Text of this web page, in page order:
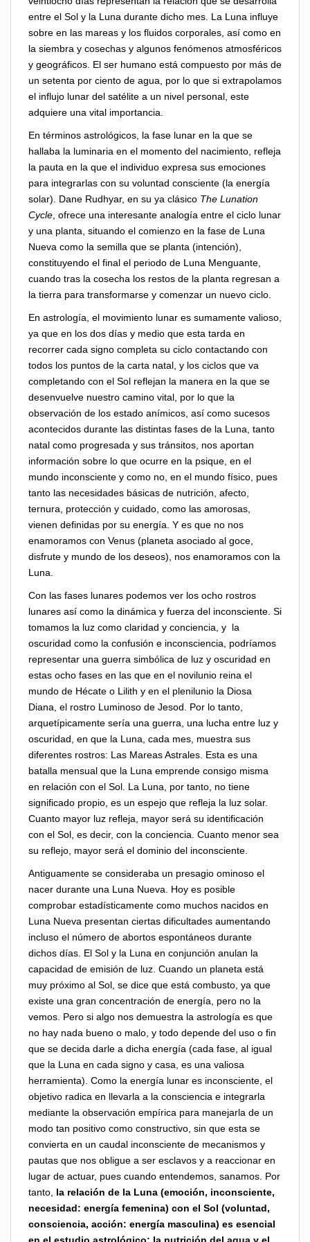
entre el Sol y la Luna durante dicho mes. La Luna influye
sobre en las mareas y los fluidos corporales, así como en
la siembra y cosechas y algunos fenómenos atmosféricos
y geográficos. El ser humano está compuesto por más de
un setenta por ciento de agua, por lo que si extrapolamos
el influjo lunar del satélite a un nivel personal, este
adquiere una vital importancia.
En términos astrológicos, la fase lunar en la que se
hallaba la luminaria en el momento del nacimiento, refleja
la pauta en la que el individuo expresa sus emociones
para integrarlas con su voluntad consciente (la energía
solar). Dane Rudhyar, en su ya clásico The Lunation
Cycle, ofrece una interesante analogía entre el ciclo lunar
y una planta, situando el comienzo en la fase de Luna
Nueva como la semilla que se planta (intención),
constituyendo el final el periodo de Luna Menguante,
cuando tras la cosecha los restos de la planta regresan a
la tierra para transformarse y comenzar un nuevo ciclo.
En astrología, el movimiento lunar es sumamente valioso,
ya que en los dos días y medio que esta tarda en
recorrer cada signo completa su ciclo contactando con
todos los puntos de la carta natal, y los ciclos que va
completando con el Sol reflejan la manera en la que se
desenvuelve nuestro camino vital, por lo que la
observación de los estado anímicos, así como sucesos
acontecidos durante las distintas fases de la Luna, tanto
natal como progresada y sus tránsitos, nos aportan
información sobre lo que ocurre en la psique, en el
mundo inconsciente y como no, en el mundo físico, pues
tanto las necesidades básicas de nutrición, afecto,
ternura, protección y cuidado, como las amorosas,
vienen definidas por su energía. Y es que no nos
enamoramos con Venus (planeta asociado al goce,
disfrute y mundo de los deseos), nos enamoramos con la
Luna.
Con las fases lunares podemos ver los ocho rostros
lunares así como la dinámica y fuerza del inconsciente. Si
tomamos la luz como claridad y conciencia, y la
oscuridad como la confusión e inconsciencia, podríamos
representar una guerra simbólica de luz y oscuridad en
estas ocho fases en las que en el novilunio reina el
mundo de Hécate o Lilith y en el plenilunio la Diosa
Diana, el rostro Luminoso de Jesod. Por lo tanto,
arquetípicamente sería una guerra, una lucha entre luz y
oscuridad, en que la Luna, cada mes, muestra sus
diferentes rostros: Las Mareas Astrales. Esta es una
batalla mensual que la Luna emprende consigo misma
en relación con el Sol. La Luna, por tanto, no tiene
significado propio, es un espejo que refleja la luz solar.
Cuanto mayor luz refleja, mayor será su identificación
con el Sol, es decir, con la conciencia. Cuanto menor sea
su reflejo, mayor será el dominio del inconsciente.
Antiguamente se consideraba un presagio ominoso el
nacer durante una Luna Nueva. Hoy es posible
comprobar estadísticamente como muchos nacidos en
Luna Nueva presentan ciertas dificultades aumentando
incluso el número de abortos espontáneos durante
dichos días. El Sol y la Luna en conjunción anulan la
capacidad de emisión de luz. Cuando un planeta está
muy próximo al Sol, se dice que está combusto, ya que
existe una gran concentración de energía, pero no la
vemos. Pero si algo nos demuestra la astrología es que
no hay nada bueno o malo, y todo depende del uso o fin
que se decida darle a dicha energía (cada fase, al igual
que la Luna en cada signo y casa, es una valiosa
herramienta). Como la energía lunar es inconsciente, el
objetivo radica en llevarla a la consciencia e integrarla
mediante la observación empírica para manejarla de un
modo tan positivo como constructivo, sin que esta se
convierta en un caudal inconsciente de mecanismos y
pautas que nos obligue a ser esclavos y a reaccionar en
lugar de actuar, pues cuando entendemos, sanamos. Por
tanto, la relación de la Luna (emoción, inconsciente,
necesidad: energía femenina) con el Sol (voluntad,
consciencia, acción: energía masculina) es esencial